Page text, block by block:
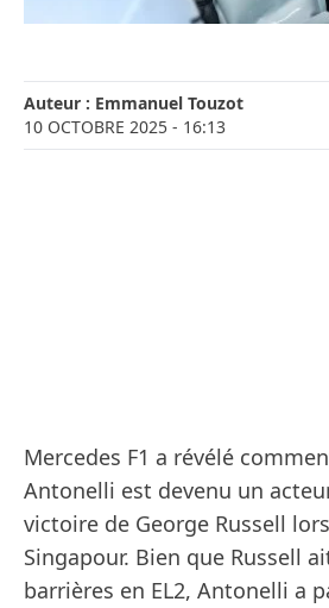
Auteur : Emmanuel Touzot
10 OCTOBRE 2025 - 16:13
Mercedes F1 a révélé
Antonelli est devenu un
victoire de George Russell
Singapour. Bien que Russell
barrières en EL2, Antonelli a